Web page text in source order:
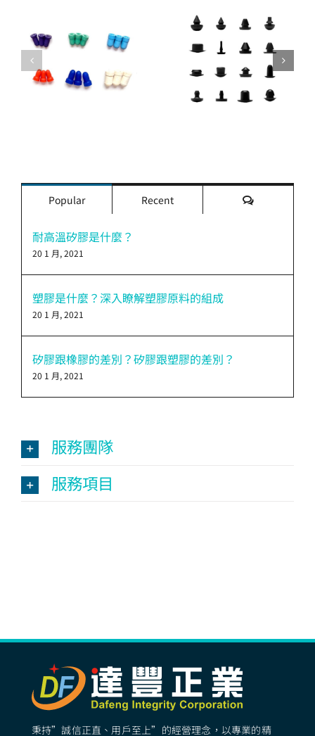
Popular Recent
評
耐高溫矽膠是什麼？
20 1 月, 2021
塑膠是什麼？深入瞭解塑膠原料的組成
20 1 月, 2021
矽膠跟橡膠的差別？矽膠跟塑膠的差別？
20 1 月, 2021
服務團隊
服務項目
秉持”誠信正直、用戶至上”的經營理念，以專業的精